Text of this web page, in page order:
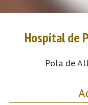
Hospital de
Pola de